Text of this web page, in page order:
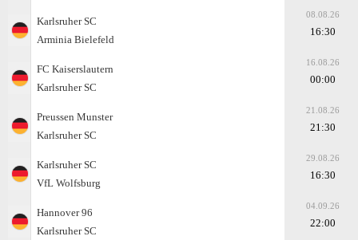
Karlsruher SC
Arminia Bielefeld
08.08.26
16:30
FC Kaiserslautern
Karlsruher SC
16.08.26
00:00
Preussen Munster
Karlsruher SC
21.08.26
21:30
Karlsruher SC
VfL Wolfsburg
29.08.26
16:30
Hannover 96
Karlsruher SC
04.09.26
22:00